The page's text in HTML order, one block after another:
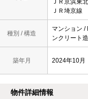
ＪＲ京浜東
ＪＲ埼京
種別 / 構造
マンション /
ンクリート
築年月 2024年10月
物件詳細情報